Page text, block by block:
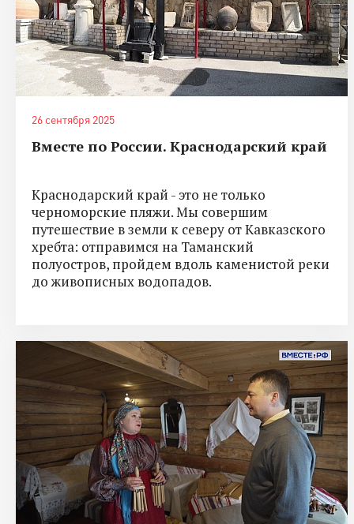
26 сентября 2025
Вместе по России. Краснодарский край
Краснодарский край - это не только
черноморские пляжи. Мы совершим
путешествие в земли к северу от Кавказского
хребта: отправимся на Таманский
полуостров, пройдем вдоль каменистой реки
до живописных водопадов.